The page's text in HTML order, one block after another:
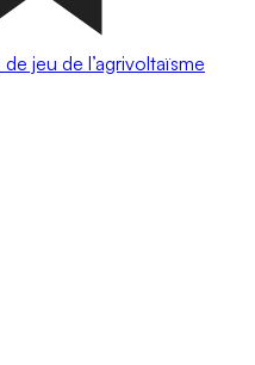
jeu de l’agrivoltaïsme